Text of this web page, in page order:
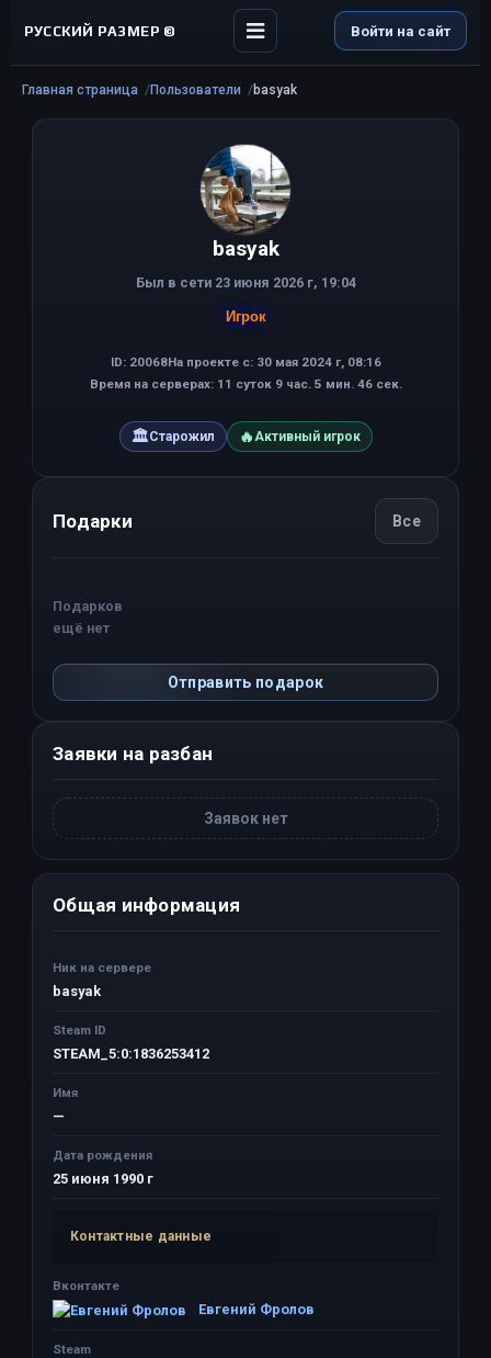
РУССКИЙ РАЗМЕР © Войти на сайт
Главная страница Пользователи basyak
basyak
Был в сети 23 июня 2026 г, 19:04
Игрок
ID: 20068На проекте с: 30 мая 2024 г, 08:16
Время на серверах: 11 суток 9 час. 5 мин. 46 сек.
🏛Старожил 🔥Активный игрок
Подарки Все
Подарков
ещё нет
Отправить подарок
Заявки на разбан
Заявок нет
Общая информация
Ник на сервере
basyak
Steam ID
STEAM_5:0:1836253412
Имя
—
Дата рождения
25 июня 1990 г
Контактные данные
Вконтакте
Евгений Фролов
Steam